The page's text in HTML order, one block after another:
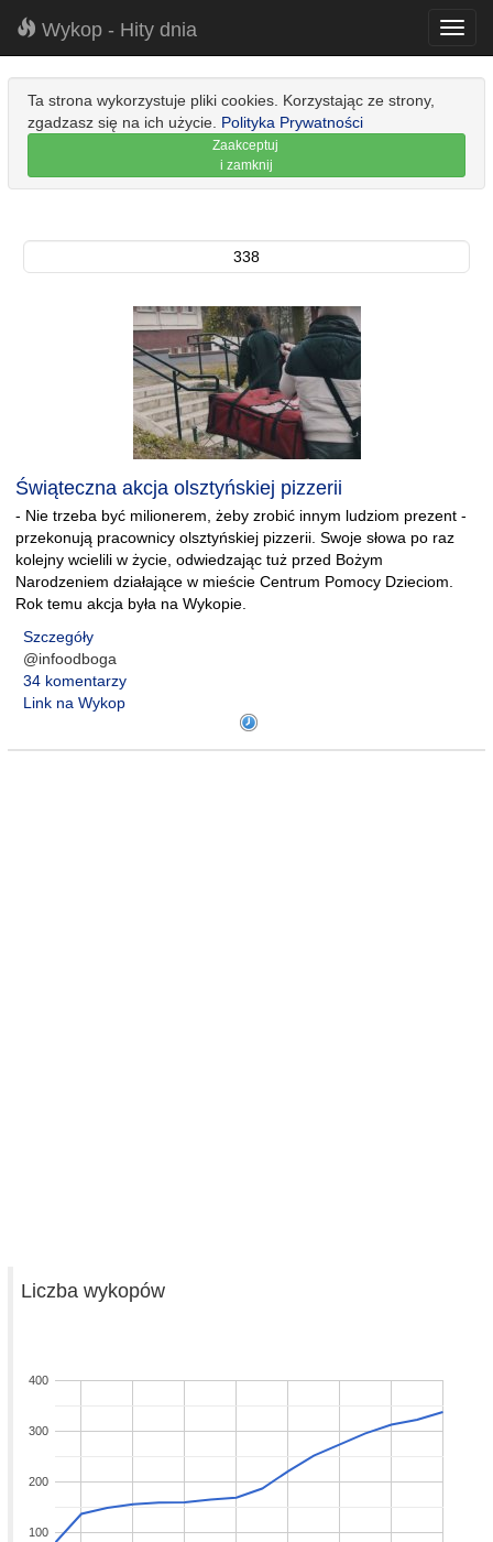
Wykop - Hity dnia
Ta strona wykorzystuje pliki cookies. Korzystając ze strony,
zgadzasz się na ich użycie. Polityka Prywatności
Zaakceptuj
i zamknij
338
Świąteczna akcja olsztyńskiej pizzerii
- Nie trzeba być milionerem, żeby zrobić innym ludziom prezent -
przekonują pracownicy olsztyńskiej pizzerii. Swoje słowa po raz
kolejny wcielili w życie, odwiedzając tuż przed Bożym
Narodzeniem działające w mieście Centrum Pomocy Dzieciom.
Rok temu akcja była na Wykopie.
Szczegóły
@infoodboga
34 komentarzy
Link na Wykop
Liczba wykopów
100
200
300
400